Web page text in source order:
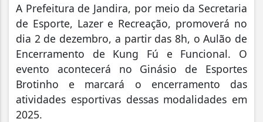
A Prefeitura de Jandira, por meio da Secretaria
de Esporte, Lazer e Recreação, promoverá no
dia 2 de dezembro, a partir das 8h, o Aulão de
Encerramento de Kung Fú e Funcional. O
evento acontecerá no Ginásio de Esportes
Brotinho e marcará o encerramento das
atividades esportivas dessas modalidades em
2025.